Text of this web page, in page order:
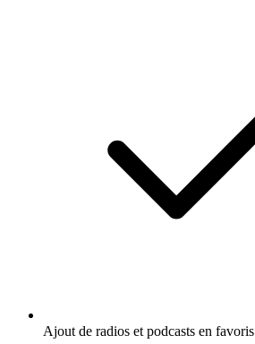
Ajout de radios et podcasts en favoris